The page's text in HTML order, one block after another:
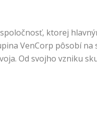
ktorej
VenCorp pôsobí
Od svojho vzniku